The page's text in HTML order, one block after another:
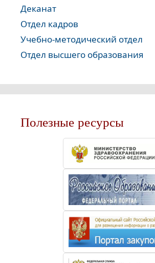
Деканат
Отдел кадров
Учебно-методический отдел
Отдел высшего образования
Полезные ресурсы